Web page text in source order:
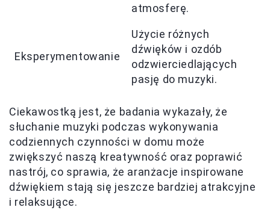
atmosferę.
Eksperymentowanie
Użycie różnych
dźwięków i ozdób
odzwierciedlających
pasję do muzyki.
Ciekawostką jest, że badania wykazały, że
słuchanie muzyki podczas wykonywania
codziennych czynności w domu może
zwiększyć naszą kreatywność oraz poprawić
nastrój, co sprawia, że aranżacje inspirowane
dźwiękiem stają się jeszcze bardziej atrakcyjne
i relaksujące.